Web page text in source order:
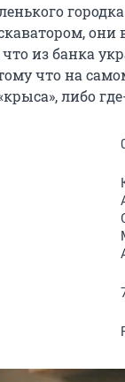
они
из банка
что на
либо